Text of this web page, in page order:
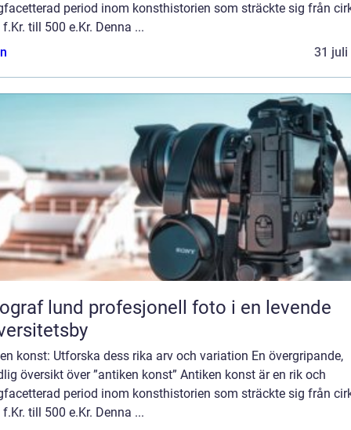
period inom konsthistorien som sträckte sig från
till 500 e.Kr. Denna ...
31 juli
profesjonell foto i en levende
konst: Utforska dess rika arv och variation En övergripande,
översikt över ”antiken konst” Antiken konst är en rik och
period inom konsthistorien som sträckte sig från
till 500 e.Kr. Denna ...